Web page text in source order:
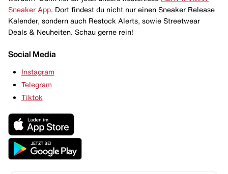
Sneaker App . Dort findest du nicht nur einen Sneaker Release
Kalender, sondern auch Restock Alerts, sowie Streetwear
Deals & Neuheiten. Schau gerne rein!
Social Media
Instagram
Telegram
Tiktok